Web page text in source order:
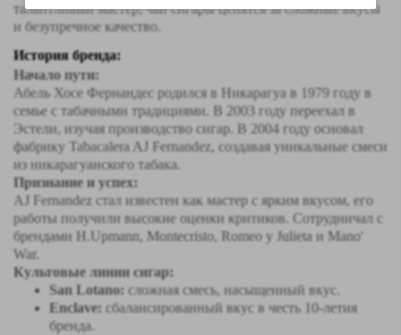
талантливый мастер, чьи сигары ценятся за сложные вкусы
и безупречное качество.
История бренда:
Начало пути:
Абель Хосе Фернандес родился в Никарагуа в 1979 году в
семье с табачными традициями. В 2003 году переехал в
Эстели, изучая производство сигар. В 2004 году основал
фабрику Tabacalera AJ Fernandez, создавая уникальные смеси
из никарагуанского табака.
Признание и успех:
AJ Fernandez стал известен как мастер с ярким вкусом, его
работы получили высокие оценки критиков. Сотрудничал с
брендами H.Upmann, Montecristo, Romeo y Julieta и Mano'
War.
Культовые линии сигар:
San Lotano: сложная смесь, насыщенный вкус.
Enclave: сбалансированный вкус в честь 10-летия
бренда.